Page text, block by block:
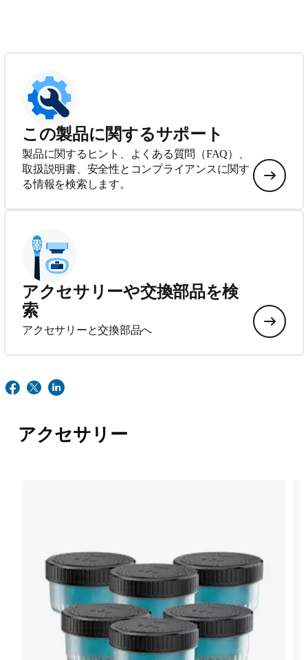
この製品に関するサポート
製品に関するヒント、よくある質問（FAQ）、
取扱説明書、安全性とコンプライアンスに関す
る情報を検索します。
アクセサリーや交換部品を検
索
アクセサリーと交換部品へ
アクセサリー